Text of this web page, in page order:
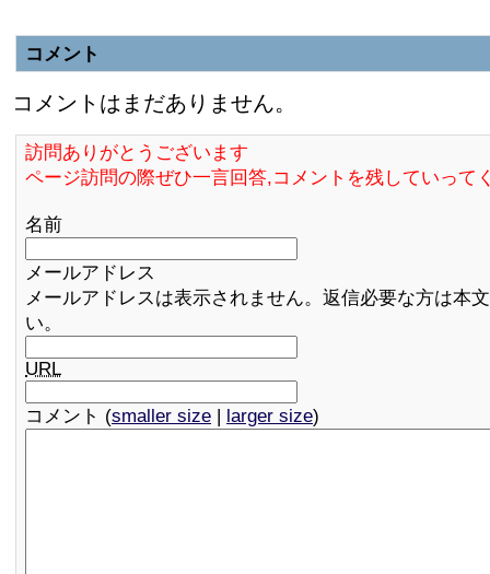
コメント
コメントはまだありません。
訪問ありがとうございます
ページ訪問の際ぜひ一言回答,コメントを残していって
名前
メールアドレス
メールアドレスは表示されません。返信必要な方は本
い。
URL
コメント (smaller size | larger size)